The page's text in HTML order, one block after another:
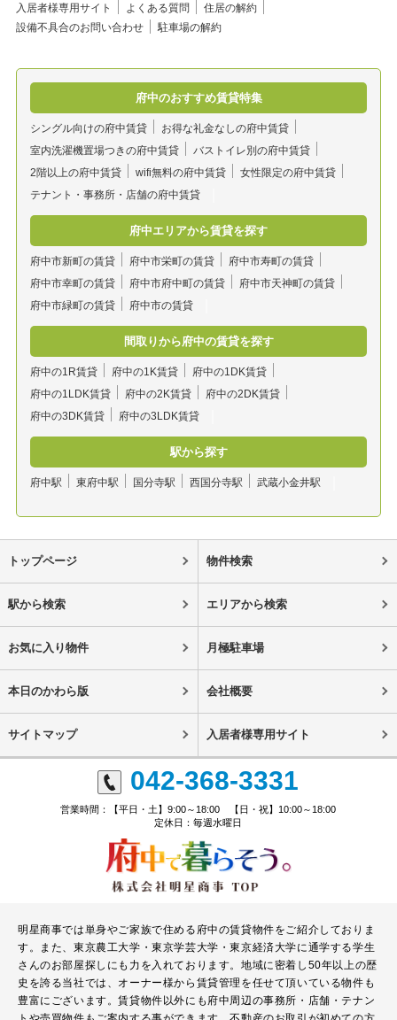
入居者様専用サイト よくある質問
住居の解約
設備不具合のお問い合わせ
駐車場の解約
府中のおすすめ賃貸特集
シングル向けの府中賃貸
お得な礼金なしの府中賃貸
室内洗濯機置場つきの府中賃貸
バストイレ別の府中賃貸
2階以上の府中賃貸
wifi無料の府中賃貸
女性限定の府中賃貸
テナント・事務所・店舗の府中賃貸
府中エリアから賃貸を探す
府中市新町の賃貸 府中市栄町の賃貸
府中市寿町の賃貸
府中市幸町の賃貸
府中市府中町の賃貸
府中市天神町の賃貸
府中市緑町の賃貸
府中市の賃貸
間取りから府中の賃貸を探す
府中の1R賃貸 府中の1K賃貸
府中の1DK賃貸
府中の1LDK賃貸
府中の2K賃貸
府中の2DK賃貸
府中の3DK賃貸
府中の3LDK賃貸
駅から探す
府中駅 東府中駅 国分寺駅 西国分寺駅 武蔵小金井駅
トップページ 物件検索
駅から検索 エリアから検索
お気に入り物件 月極駐車場
本日のかわら版 会社概要
サイトマップ 入居者様専用サイト
042-368-3331
営業時間：【平日・土】9:00～18:00 【日・祝】10:00～18:00
定休日：毎週水曜日
明星商事では単身やご家族で住める府中の賃貸物件をご紹介しておりま
す。また、東京農工大学・東京学芸大学・東京経済大学に通学する学生
さんのお部屋探しにも力を入れております。地域に密着し50年以上の歴
史を誇る当社では、オーナー様から賃貸管理を任せて頂いている物件も
豊富にございます。賃貸物件以外にも府中周辺の事務所・店舗・テナン